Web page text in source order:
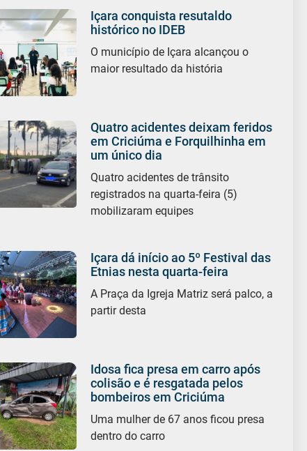
Içara conquista resutaldo
histórico no IDEB
O município de Içara alcançou o
maior resultado da história
Quatro acidentes deixam feridos
em Criciúma e Forquilhinha em
um único dia
Quatro acidentes de trânsito
registrados na quarta-feira (5)
mobilizaram equipes
Içara dá início ao 5º Festival das
Etnias nesta quarta-feira
A Praça da Igreja Matriz será palco, a
partir desta
Idosa fica presa em carro após
colisão e é resgatada pelos
bombeiros em Criciúma
Uma mulher de 67 anos ficou presa
dentro do carro